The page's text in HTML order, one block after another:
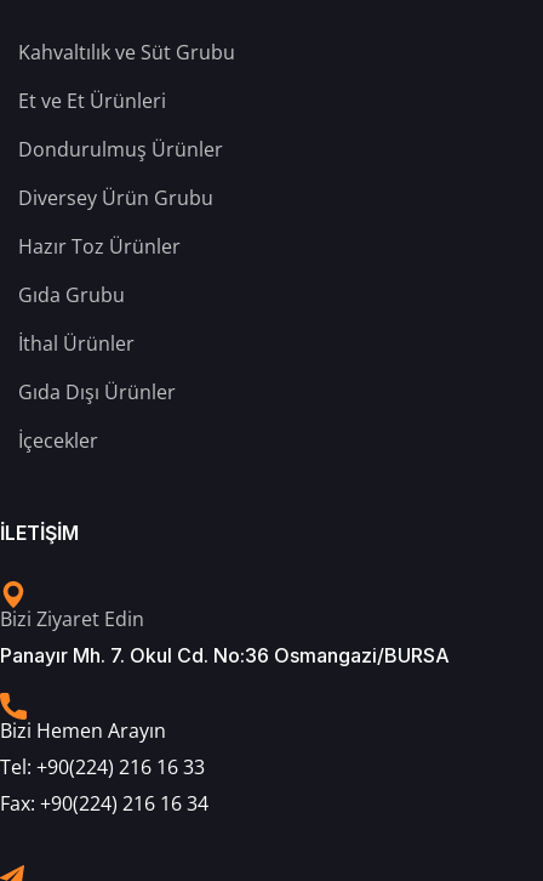
Kahvaltılık ve Süt Grubu
Et ve Et Ürünleri
Dondurulmuş Ürünler
Diversey Ürün Grubu
Hazır Toz Ürünler
Gıda Grubu
İthal Ürünler
Gıda Dışı Ürünler
İçecekler
İLETİŞİM
Bizi Ziyaret Edin
Panayır Mh. 7. Okul Cd. No:36 Osmangazi/BURSA
Bizi Hemen Arayın
Tel: +90(224) 216 16 33
Fax: +90(224) 216 16 34